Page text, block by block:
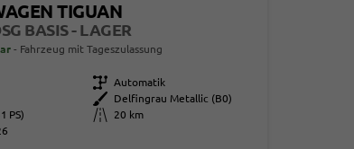
TIGUAN
BASIS - LAGER
Fahrzeug mit Tageszulassung
Getriebe Automatik
Außenfarbe
Delfingrau Metallic (B0)
PS) Kilometerstand
20 km